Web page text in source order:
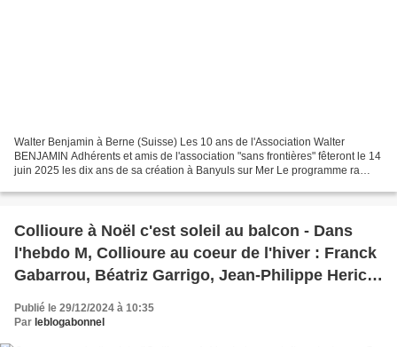
Walter Benjamin à Berne (Suisse) Les 10 ans de l'Association Walter
BENJAMIN Adhérents et amis de l'association "sans frontières" fêteront le 14
juin 2025 les dix ans de sa création à Banyuls sur Mer Le programme ra
Collioure à Noël c'est soleil au balcon - Dans
l'hebdo M, Collioure au coeur de l'hiver : Franck
Gabarrou, Béatriz Garrigo, Jean-Philippe Heric
et Laure Piqueras
Publié le 29/12/2024 à 10:35
Par leblogabonnel